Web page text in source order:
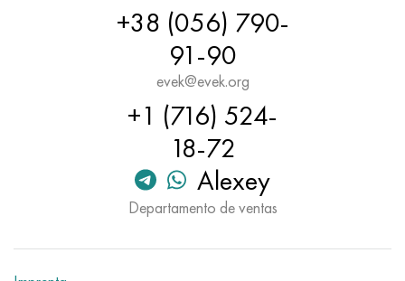
+38 (056) 790-
91-90
evek@evek.org
+1 (716) 524-
18-72
Alexey
Departamento de ventas